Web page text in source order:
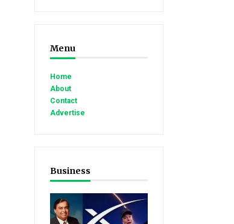
Menu
Home
About
Contact
Advertise
Business